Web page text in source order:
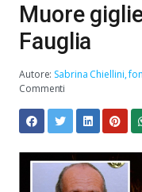
Muore
Fauglia
Autore: Sabrina Chiellini,
Commenti